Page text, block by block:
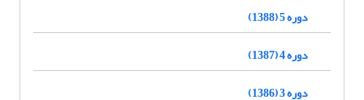
دوره 5 (1388)
دوره 4 (1387)
دوره 3 (1386)